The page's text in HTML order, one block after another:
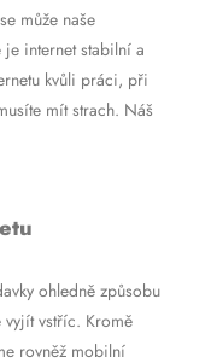
může naše
internet stabilní a
kvůli práci, při
mít strach. Náš
ohledně způsobu
vstříc. Kromě
rovněž mobilní